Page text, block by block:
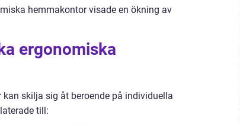
hemmakontor visade en ökning av
ergonomiska
skilja sig åt beroende på individuella
till: